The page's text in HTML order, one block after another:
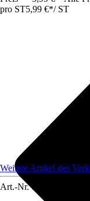
pro ST5,99 €*/ ST
Weitere Artikel des
Art.-Nr. 12584182